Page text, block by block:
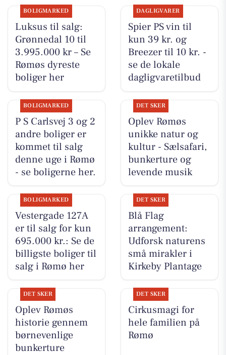
BOLIGMARKED
Luksus til salg:
Grønnedal 10 til
3.995.000 kr – Se
Rømøs dyreste
boliger her
DAGLIGVARER
Spier PS vin til
kun 39 kr. og
Breezer til 10 kr. -
se de lokale
dagligvaretilbud
BOLIGMARKED
P S Carlsvej 3 og 2
andre boliger er
kommet til salg
denne uge i Rømø
- se boligerne her.
DET SKER
Oplev Rømøs
unikke natur og
kultur - Sælsafari,
bunkerture og
levende musik
BOLIGMARKED
Vestergade 127A
er til salg for kun
695.000 kr.: Se de
billigste boliger til
salg i Rømø her
DET SKER
Blå Flag
arrangement:
Udforsk naturens
små mirakler i
Kirkeby Plantage
DET SKER
Oplev Rømøs
historie gennem
børnevenlige
bunkerture
DET SKER
Cirkusmagi for
hele familien på
Rømø